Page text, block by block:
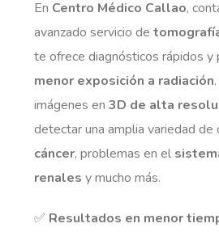
En Centro Médico Callao,
avanzado servicio de
te ofrece diagnósticos rápidos y
menor exposición a radiación
imágenes en3D de alta
detectar una amplia variedad de
cáncer, problemas en el
renales y mucho más.
✅ Resultados en menor